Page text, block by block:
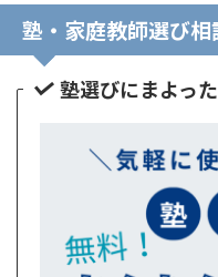
塾・家庭教師選び
塾選びにまよっ